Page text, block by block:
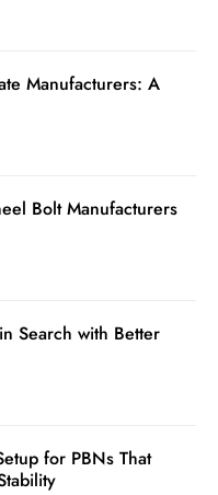
Manufacturers: A
Bolt Manufacturers
Search with Better
for PBNs That